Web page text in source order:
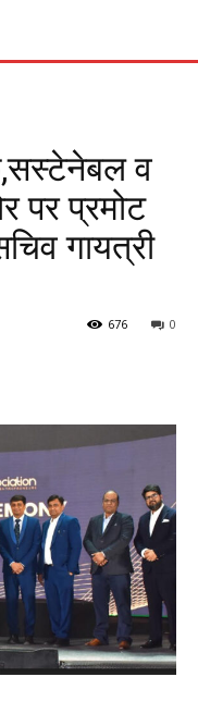
व
पर प्रमोट
गायत्री
0
676